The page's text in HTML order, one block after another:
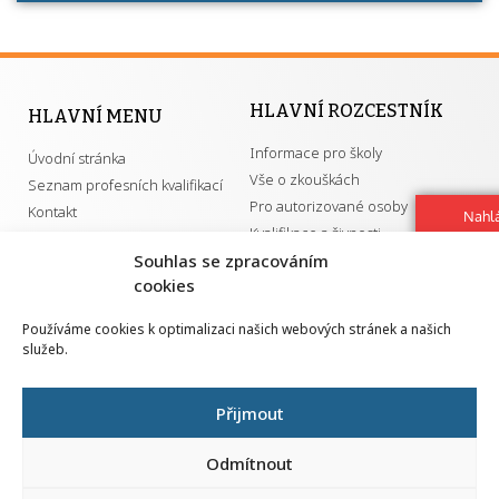
Souhlas se zpracováním
cookies
Používáme cookies k optimalizaci našich webových stránek a našich
služeb.
Přijmout
Odmítnout
HLAVNÍ MENU
Úvodní stránka
Seznam profesních kvalifikací
Kontakt
HLAVNÍ ROZCESTNÍK
Informace pro školy
Vše o zkouškách
Pro autorizované osoby
Kvalifikace a živnosti
GDPR
Národní pedagogický institut ČR
Senovážné náměstí 25
110 00 Praha 1